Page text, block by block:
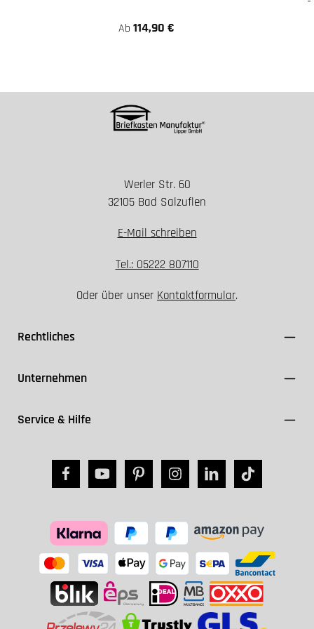
Ab 114,90 €
Werler Str. 60
32105 Bad Salzuflen
E-Mail schreiben
Tel.: 05222 807110
Oder über unser Kontaktformular.
Rechtliches
Unternehmen
Service & Hilfe